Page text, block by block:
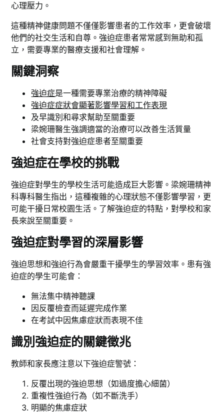
心理壓力。
這種精神健康問題不僅僅影響患者的工作效率，更會破壞
他們的社交生活和自尊。強迫症患者常常感到無助和孤
立，需要專業的醫療支援和社會理解。
關鍵洞察
強迫症是一種需要專業治療的精神障礙
強迫症症狀會顯著影響學習和工作表現
及早識別和尋求幫助至關重要
梁婉珊醫生強調適當的治療可以改善生活質量
社會支持對強迫症患者至關重要
強迫症在學校的挑戰
強迫症對學生的學校生活可能造成巨大影響。梁婉珊精神
科專科醫生指出，這種複雜的心理狀態不僅影響學習，更
可能干擾日常校園生活。了解強迫症的特點，對學校和家
長來說至關重要。
強迫症對學習的深層影響
強迫思想和強迫行為會嚴重干擾學生的學習效率。患有強
迫症的學生可能會：
無法集中精神聽課
因反覆檢查而延遲完成作業
在考試中因焦慮症狀而表現不佳
識別強迫症的關鍵徵兆
教師和家長應注意以下強迫症警號：
反覆出現的強迫思想（如過度擔心細菌）
重複性強迫行為（如不斷洗手）
明顯的焦慮症狀